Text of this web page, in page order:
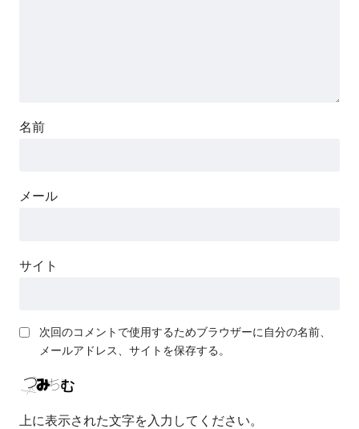
名前
メール
サイト
次回のコメントで使用するためブラウザーに自分の名前、
メールアドレス、サイトを保存する。
上に表示された文字を入力してください。